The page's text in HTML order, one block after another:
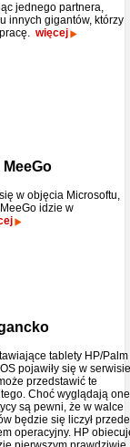
jednego partnera,
innych gigantów, którzy
więcej
w objęcia Microsoftu,
idzie w
tablety HP/Palm
pojawiły się w serwisie
przedstawić te
Choć wyglądają one
są pewni, że w walce
będzie się liczył przede
operacyjny. HP